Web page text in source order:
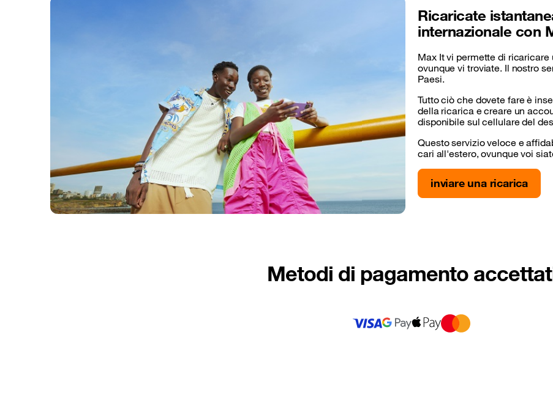
Ricaricate
internazionale con
Max It vi permette di
ovunque vi troviate. Il nostro
Paesi.
Tutto ciò che dovete fare è
della ricarica e creare un
disponibile sul cellulare del
Questo servizio veloce e
cari all'estero, ovunque voi
inviare una ricarica
Metodi di pagamento